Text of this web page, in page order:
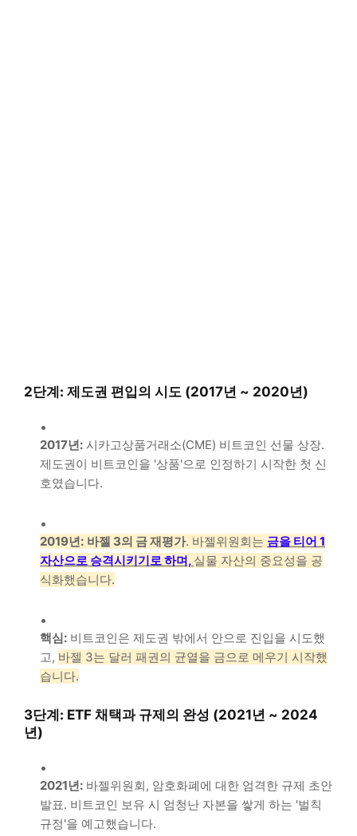
2단계: 제도권 편입의 시도 (2017년 ~ 2020년)
2017년: 시카고상품거래소(CME) 비트코인 선물 상장.
제도권이 비트코인을 '상품'으로 인정하기 시작한 첫 신
호였습니다.
2019년: 바젤 3의 금 재평가. 바젤위원회는 금을 티어 1
자산으로 승격시키기로 하며, 실물 자산의 중요성을 공
식화했습니다.
핵심: 비트코인은 제도권 밖에서 안으로 진입을 시도했
고, 바젤 3는 달러 패권의 균열을 금으로 메우기 시작했
습니다.
3단계: ETF 채택과 규제의 완성 (2021년 ~ 2024
년)
2021년: 바젤위원회, 암호화폐에 대한 엄격한 규제 초안
발표. 비트코인 보유 시 엄청난 자본을 쌓게 하는 '벌칙
규정'을 예고했습니다.